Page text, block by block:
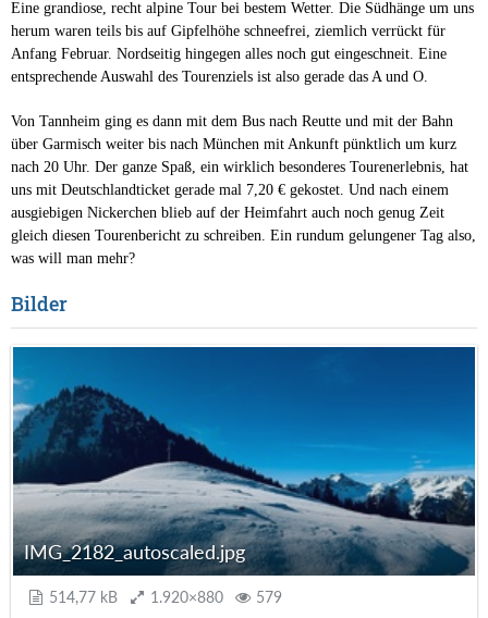
Eine grandiose, recht alpine Tour bei bestem Wetter. Die Südhänge um uns
herum waren teils bis auf Gipfelhöhe schneefrei, ziemlich verrückt für
Anfang Februar. Nordseitig hingegen alles noch gut eingeschneit. Eine
entsprechende Auswahl des Tourenziels ist also gerade das A und O.
Von Tannheim ging es dann mit dem Bus nach Reutte und mit der Bahn
über Garmisch weiter bis nach München mit Ankunft pünktlich um kurz
nach 20 Uhr. Der ganze Spaß, ein wirklich besonderes Tourenerlebnis, hat
uns mit Deutschlandticket gerade mal 7,20 € gekostet. Und nach einem
ausgiebigen Nickerchen blieb auf der Heimfahrt auch noch genug Zeit
gleich diesen Tourenbericht zu schreiben. Ein rundum gelungener Tag also,
was will man mehr?
Bilder
IMG_2182_autoscaled.jpg
514,77 kB 1.920×880 579